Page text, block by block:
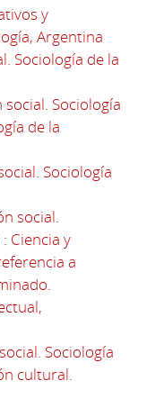
y
Argentina
Sociología de la
Sociología
de la
Sociología
social.
Ciencia y
a
Sociología
cultural.